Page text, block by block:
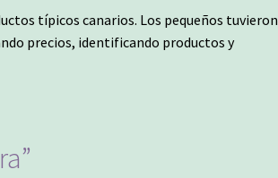
típicos canarios. Los pequeños tuvieron
precios, identificando productos y